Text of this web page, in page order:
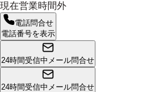
現在営業時間外
電話問合せ
電話番号を表示
24時間受信中 メール問合せ
24時間受信中 メール問合せ